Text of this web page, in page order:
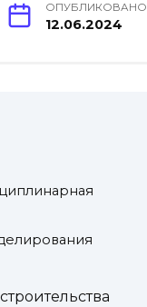
ОПУБЛИКОВАНО
12.06.2024